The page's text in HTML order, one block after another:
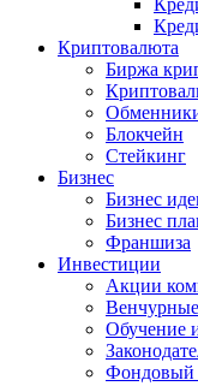
Криптовалюта
Биржа
Блокчейн
Стейкинг
Бизнес
Бизнес
Бизнес
Франшиза
Инвестиции
Акции
Обучение
Фондовый